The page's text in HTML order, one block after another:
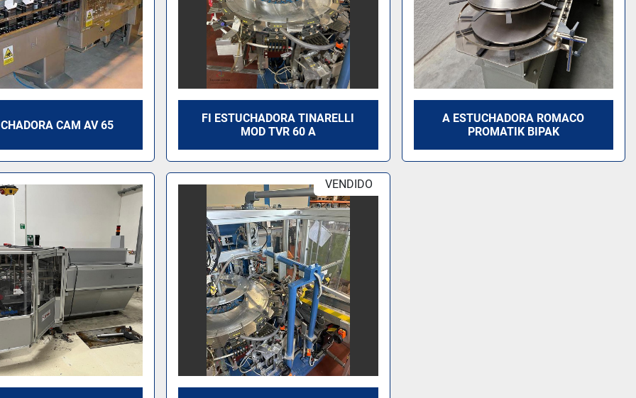
CAM AV 65
FI ESTUCHADORA TINARELLI
MOD TVR 60 A
A ESTUCHADORA ROMACO
PROMATIK BIPAK
VENDIDO